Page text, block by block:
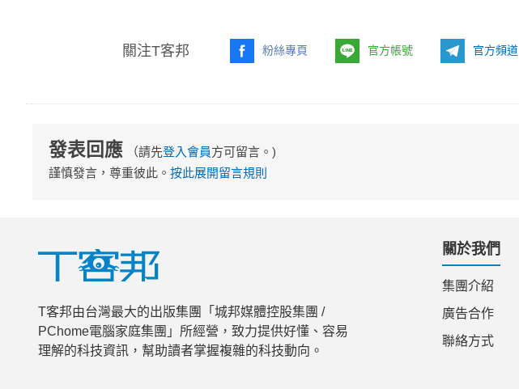
關注T客邦 粉絲專頁 官方帳號 官方頻道
發表回應 （請先登入會員方可留言。)
謹慎發言，尊重彼此。 按此展開留言規則
T客邦由台灣最大的出版集團「城邦媒體控股集團 /
PChome電腦家庭集團」所經營，致力提供好懂、容易
理解的科技資訊，幫助讀者掌握複雜的科技動向。
關於我們
集團介紹
廣告合作
聯絡方式